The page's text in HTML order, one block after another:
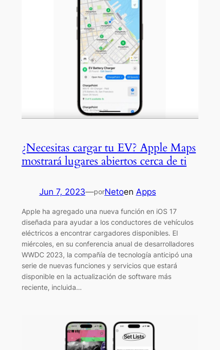
¿Necesitas cargar tu EV? Apple Maps
mostrará lugares abiertos cerca de ti
Jun 7, 2023—porNetoen Apps
Apple ha agregado una nueva función en iOS 17
diseñada para ayudar a los conductores de vehículos
eléctricos a encontrar cargadores disponibles. El
miércoles, en su conferencia anual de desarrolladores
WWDC 2023, la compañía de tecnología anticipó una
serie de nuevas funciones y servicios que estará
disponible en la actualización de software más
reciente, incluida…